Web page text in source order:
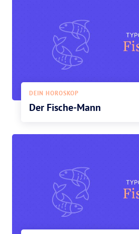
DEIN HOROSKOP
Der Fische-Mann